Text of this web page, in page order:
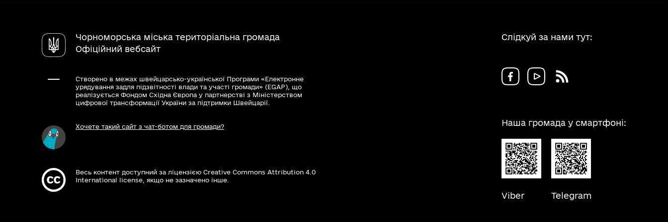
Чорноморська міська територіальна громада
Офіційний вебсайт
Створено в межах швейцарсько-української Програми «Електронне
урядування задля підзвітності влади та участі громади» (EGAP), що
реалізується Фондом Східна Європа у партнерстві з Міністерством
цифрової трансформації України за підтримки Швейцарії.
Хочете такий сайт з чат-ботом для громади?
Весь контент доступний за ліцензією Creative Commons Attribution 4.0
International license, якщо не зазначено інше.
Слідкуй за нами тут:
Наша громада у смартфоні:
Viber Telegram